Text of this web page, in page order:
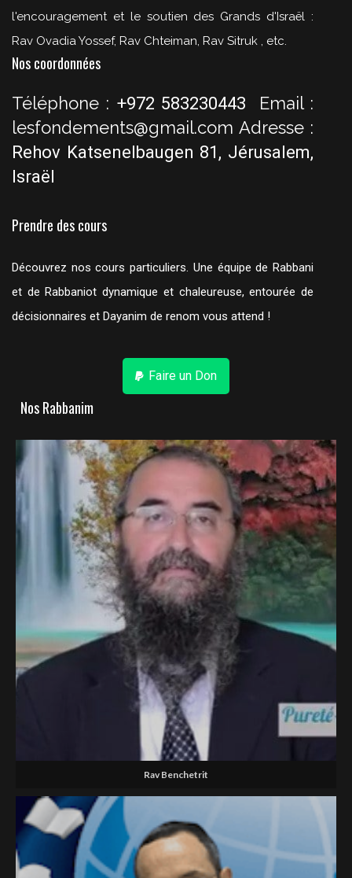
l'encouragement et le soutien des Grands d'Israël :
Rav Ovadia Yossef, Rav Chteiman, Rav Sitruk , etc.
Nos coordonnées
Téléphone : +972 583230443 Email :
lesfondements@gmail.com Adresse :
Rehov Katsenelbaugen 81, Jérusalem,
Israël
Prendre des cours
Découvrez nos cours particuliers. Une équipe de Rabbani
et de Rabbaniot dynamique et chaleureuse, entourée de
décisionnaires et Dayanim de renom vous attend !
Faire un Don
Nos Rabbanim
Rav Benchetrit